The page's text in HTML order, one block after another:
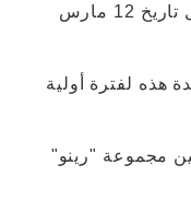
التحالف، ومذكّرة التفاهم التي تحمل تاريخ 12 مارس
هذه لفترة أولية
مجموعة "رينو"